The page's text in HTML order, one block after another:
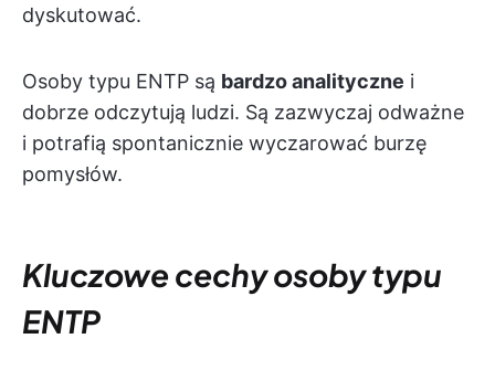
dyskutować.
Osoby typu ENTP są bardzo analityczne i
dobrze odczytują ludzi. Są zazwyczaj odważne
i potrafią spontanicznie wyczarować burzę
pomysłów.
Kluczowe cechy osoby typu
ENTP